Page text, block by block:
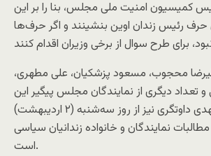
کمیسیون امنیت ملی مجلس، بنا را بر این
حرف رئیس زندان اوین بنشینند و اگر حرف‌ها
محجوب، مسعود پزشکیان، علی مطهری،
دیگری از نمایندگان مجلس پیگیر این
مسئله هستند. مهدی داوتگری نیز از روز سه‌شنبه (۲ اردیبهشت)
نمایندگان و خانواده زندانیان سیاسی
است.